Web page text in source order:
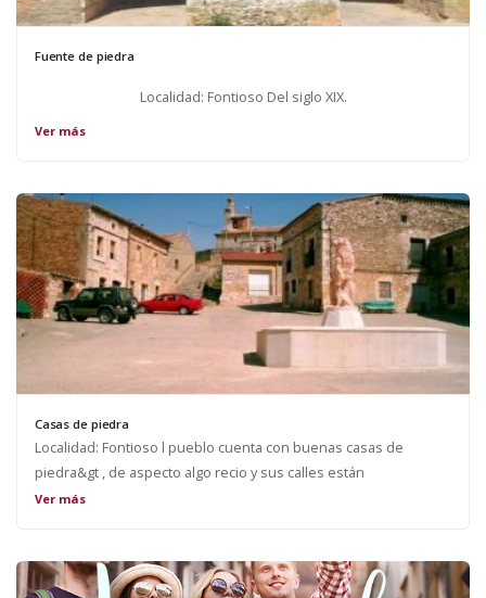
Fuente de piedra
Localidad: Fontioso Del siglo XIX.
Ver más
Casas de piedra
Localidad: Fontioso l pueblo cuenta con buenas casas de
piedra&gt , de aspecto algo recio y sus calles están
pavimentadas.
Ver más